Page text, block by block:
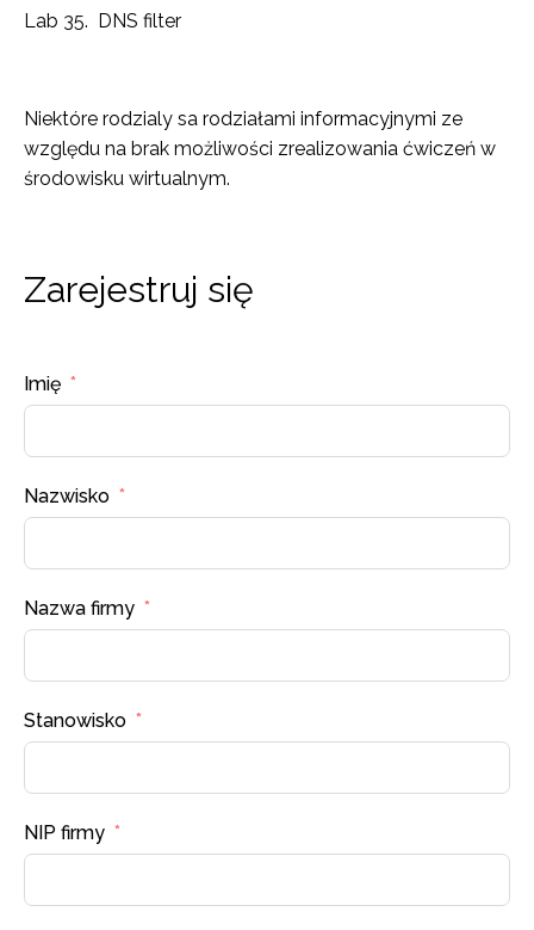
Lab 35. DNS filter
Niektóre rodzialy sa rodziałami informacyjnymi ze
względu na brak możliwości zrealizowania ćwiczeń w
środowisku wirtualnym.
Zarejestruj się
Imię
Nazwisko
Nazwa firmy
Stanowisko
NIP firmy